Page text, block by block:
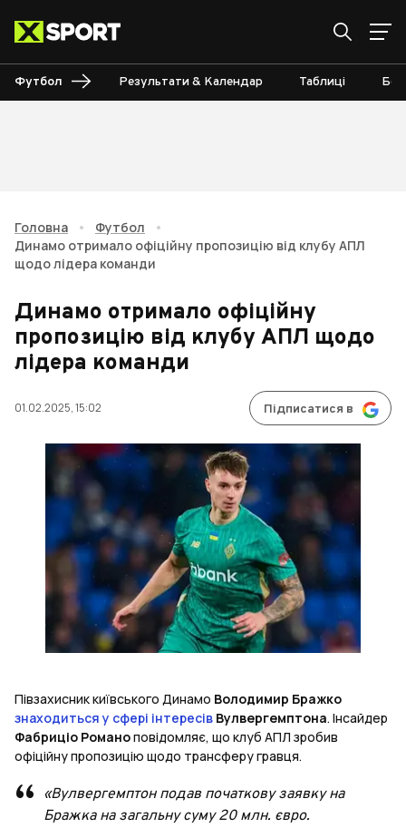
Футбол Результати & Календар Таблиці
Головна • Футбол
•
Динамо отримало офіційну пропозицію від клубу АПЛ
щодо лідера команди
Динамо отримало офіційну
пропозицію від клубу АПЛ щодо
лідера команди
01.02.2025, 15:02 Підписатися в
Півзахисник київського Динамо Володимир Бражко
знаходиться у сфері інтересів Вулвергемптона. Інсайдер
Фабриціо Романоповідомляє, що клуб АПЛ зробив
офіційну пропозицію щодо трансферу гравця.
«Вулвергемптон подав початкову заявку на
Бражка на загальну суму 20 млн. євро.